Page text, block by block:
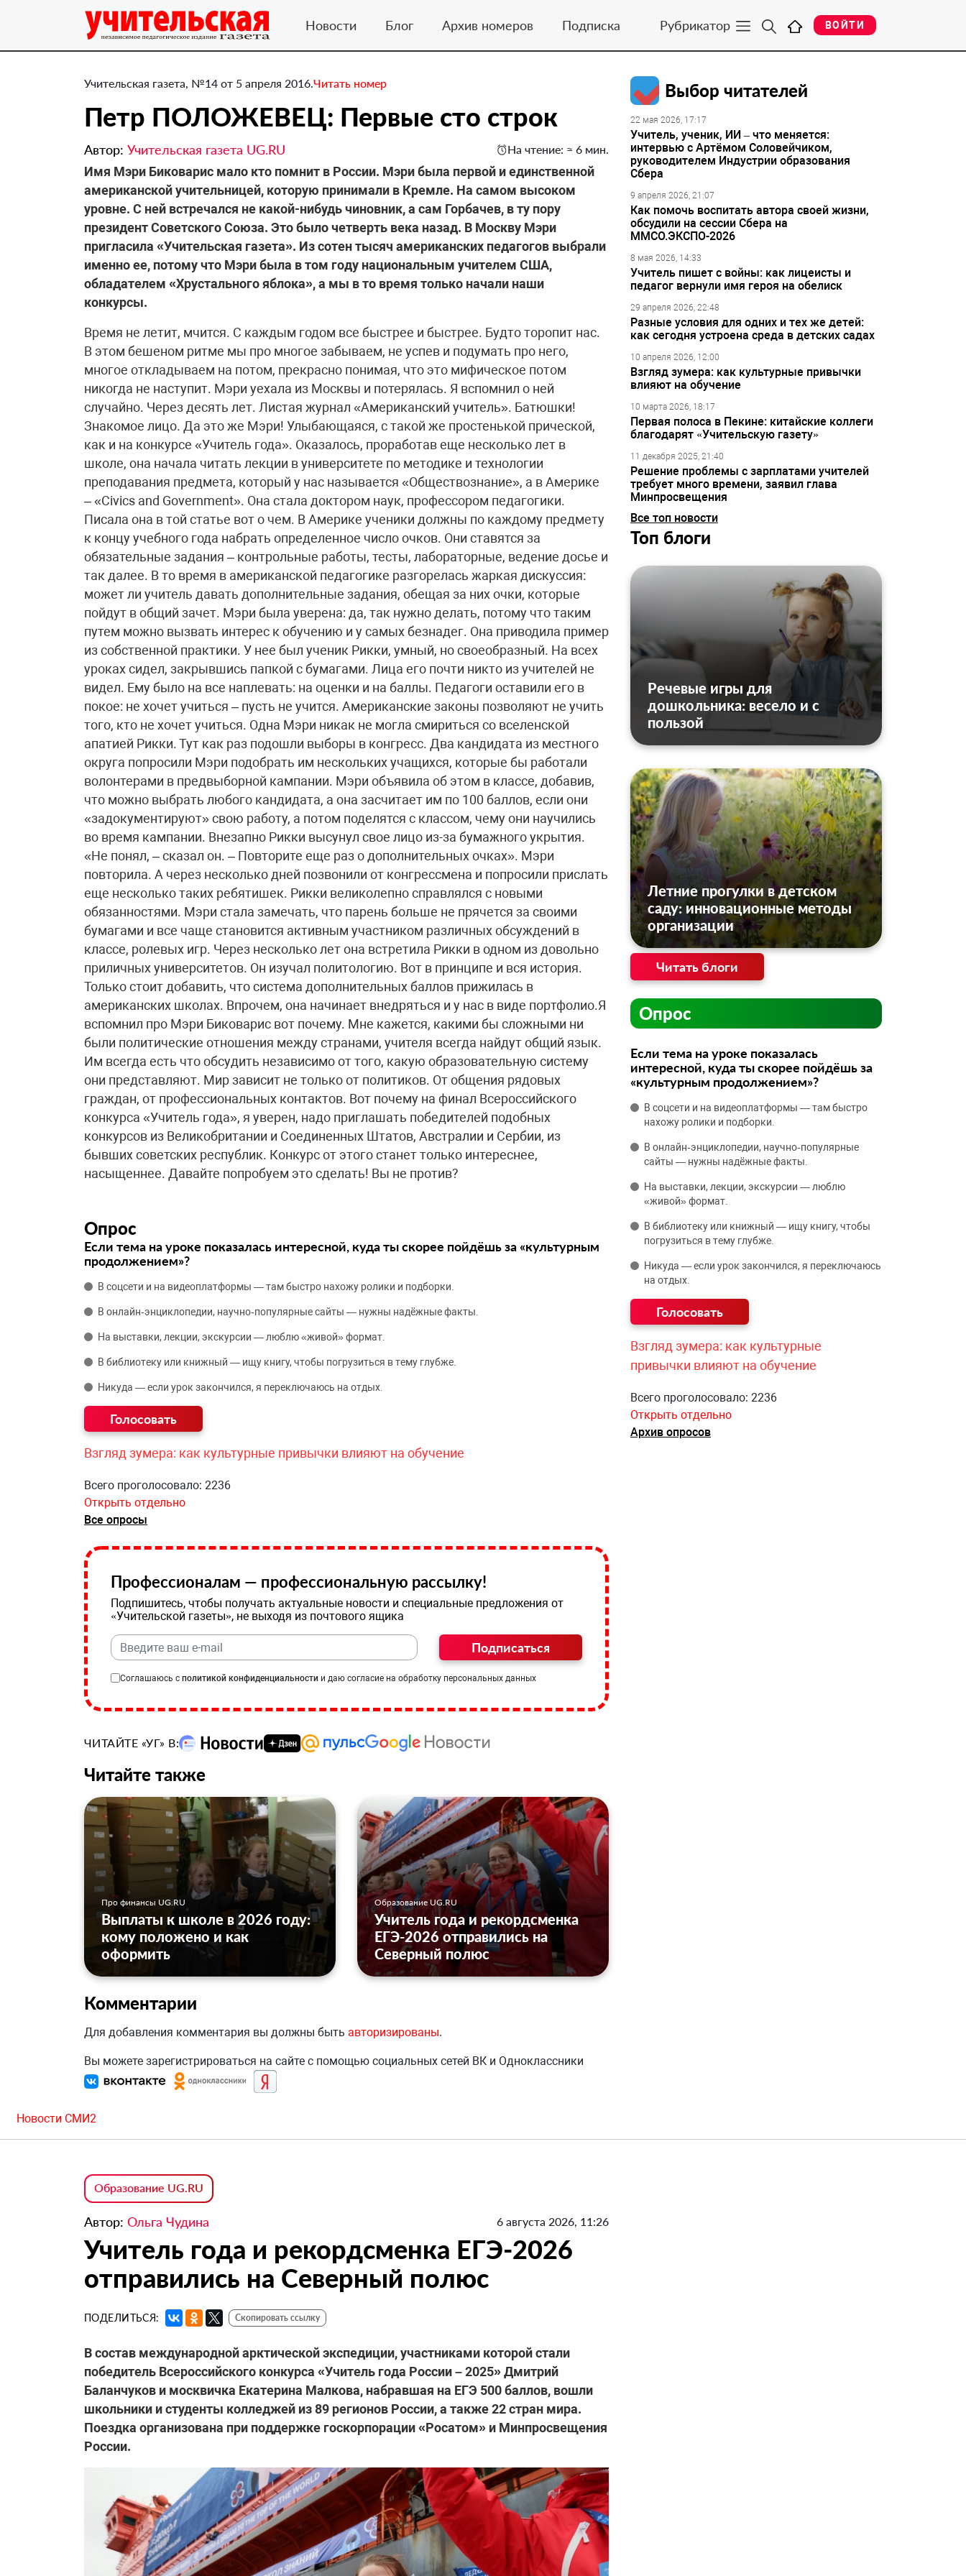
Новости Блог Архив номеров Подписка Рубрикатор ВОЙТИ
Учительская газета, №14 от 5 апреля 2016.Читать номер
Петр ПОЛОЖЕВЕЦ: Первые сто строк
Автор: Учительская газета UG.RU На чтение: ≈ 6 мин.
​Имя Мэри Биковарис мало кто помнит в России. Мэри была первой и единственной
американской учительницей, которую принимали в Кремле. На самом высоком
уровне. С ней встречался не какой-нибудь чиновник, а сам Горбачев, в ту пору
президент Советского Союза. Это было четверть века назад. В Москву Мэри
пригласила «Учительская газета». Из сотен тысяч американских педагогов выбрали
именно ее, потому что Мэри была в том году национальным учителем США,
обладателем «Хрустального яблока», а мы в то время только начали наши
конкурсы.
Время не летит, мчится. С каждым годом все быстрее и быстрее. Будто торопит нас.
В этом бешеном ритме мы про многое забываем, не успев и подумать про него,
многое откладываем на потом, прекрасно понимая, что это мифическое потом
никогда не наступит. Мэри уехала из Москвы и потерялась. Я вспомнил о ней
случайно. Через десять лет. Листая журнал «Американский учитель». Батюшки!
Знакомое лицо. Да это же Мэри! Улыбающаяся, с такой же простенькой прической,
как и на конкурсе «Учитель года». Оказалось, проработав еще несколько лет в
школе, она начала читать лекции в университете по методике и технологии
преподавания предмета, который у нас называется «Обществознание», а в Америке
– «Civics and Government». Она стала доктором наук, профессором педагогики.
Писала она в той статье вот о чем. В Америке ученики должны по каждому предмету
к концу учебного года набрать определенное число очков. Они ставятся за
обязательные задания – контрольные работы, тесты, лабораторные, ведение досье и
так далее. В то время в американской педагогике разгорелась жаркая дискуссия:
может ли учитель давать дополнительные задания, обещая за них очки, которые
пойдут в общий зачет. Мэри была уверена: да, так нужно делать, потому что таким
путем можно вызвать интерес к обучению и у самых безнадег. Она приводила пример
из собственной практики. У нее был ученик Рикки, умный, но своеобразный. На всех
уроках сидел, закрывшись папкой с бумагами. Лица его почти никто из учителей не
видел. Ему было на все наплевать: на оценки и на баллы. Педагоги оставили его в
покое: не хочет учиться – пусть не учится. Американские законы позволяют не учить
того, кто не хочет учиться. Одна Мэри никак не могла смириться со вселенской
апатией Рикки. Тут как раз подошли выборы в конгресс. Два кандидата из местного
округа попросили Мэри подобрать им нескольких учащихся, которые бы работали
волонтерами в предвыборной кампании. Мэри объявила об этом в классе, добавив,
что можно выбрать любого кандидата, а она засчитает им по 100 баллов, если они
«задокументируют» свою работу, а потом поделятся с классом, чему они научились
во время кампании. Внезапно Рикки высунул свое лицо из-за бумажного укрытия.
«Не понял, – сказал он. – Повторите еще раз о дополнительных очках». Мэри
повторила. А через несколько дней позвонили от конгрессмена и попросили прислать
еще несколько таких ребятишек. Рикки великолепно справлялся с новыми
обязанностями. Мэри стала замечать, что парень больше не прячется за своими
бумагами и все чаще становится активным участником различных обсуждений в
классе, ролевых игр. Через несколько лет она встретила Рикки в одном из довольно
приличных университетов. Он изучал политологию. Вот в принципе и вся история.
Только стоит добавить, что система дополнительных баллов прижилась в
американских школах. Впрочем, она начинает внедряться и у нас в виде портфолио.Я
вспомнил про Мэри Биковарис вот почему. Мне кажется, какими бы сложными ни
были политические отношения между странами, учителя всегда найдут общий язык.
Им всегда есть что обсудить независимо от того, какую образовательную систему
они представляют. Мир зависит не только от политиков. От общения рядовых
граждан, от профессиональных контактов. Вот почему на финал Всероссийского
конкурса «Учитель года», я уверен, надо приглашать победителей подобных
конкурсов из Великобритании и Соединенных Штатов, Австралии и Сербии, из
бывших советских республик. Конкурс от этого станет только интереснее,
насыщеннее. Давайте попробуем это сделать! Вы не против?
Опрос
Если тема на уроке показалась интересной, куда ты скорее пойдёшь за «культурным
продолжением»?
В соцсети и на видеоплатформы — там быстро нахожу ролики и подборки.
В онлайн‑энциклопедии, научно‑популярные сайты — нужны надёжные факты.
На выставки, лекции, экскурсии — люблю «живой» формат.
В библиотеку или книжный — ищу книгу, чтобы погрузиться в тему глубже.
Никуда — если урок закончился, я переключаюсь на отдых.
Взгляд зумера: как культурные привычки влияют на обучение
Всего проголосовало: 2236
Открыть отдельно
Все опросы
Профессионалам — профессиональную рассылку!
Подпишитесь, чтобы получать актуальные новости и специальные предложения от
«Учительской газеты», не выходя из почтового ящика
Подписаться
Соглашаюсь с политикой конфиденциальности и даю согласие на обработку персональных данных
ЧИТАЙТЕ «УГ» В:
Читайте также
Про финансы UG.RU
Выплаты к школе в 2026 году:
кому положено и как
оформить
Образование UG.RU
Учитель года и рекордсменка
ЕГЭ-2026 отправились на
Северный полюс
Комментарии
Для добавления комментария вы должны быть авторизированы.
Вы можете зарегистрироваться на сайте с помощью социальных сетей ВК и Одноклассники
Выбор читателей
22 мая 2026, 17:17
Учитель, ученик, ИИ – что меняется:
интервью с Артёмом Соловейчиком,
руководителем Индустрии образования
Сбера
9 апреля 2026, 21:07
Как помочь воспитать автора своей жизни,
обсудили на сессии Сбера на
ММСО.ЭКСПО-2026
8 мая 2026, 14:33
Учитель пишет с войны: как лицеисты и
педагог вернули имя героя на обелиск
29 апреля 2026, 22:48
Разные условия для одних и тех же детей:
как сегодня устроена среда в детских садах
10 апреля 2026, 12:00
Взгляд зумера: как культурные привычки
влияют на обучение
10 марта 2026, 18:17
Первая полоса в Пекине: китайские коллеги
благодарят «Учительскую газету»
11 декабря 2025, 21:40
Решение проблемы с зарплатами учителей
требует много времени, заявил глава
Минпросвещения
Все топ новости
Топ блоги
Речевые игры для
дошкольника: весело и с
пользой
Летние прогулки в детском
саду: инновационные методы
организации
Читать блоги
Опрос
Если тема на уроке показалась
интересной, куда ты скорее пойдёшь за
«культурным продолжением»?
В соцсети и на видеоплатформы — там быстро
нахожу ролики и подборки.
В онлайн‑энциклопедии, научно‑популярные
сайты — нужны надёжные факты.
На выставки, лекции, экскурсии — люблю
«живой» формат.
В библиотеку или книжный — ищу книгу, чтобы
погрузиться в тему глубже.
Никуда — если урок закончился, я переключаюсь
на отдых.
Взгляд зумера: как культурные
привычки влияют на обучение
Всего проголосовало: 2236
Открыть отдельно
Архив опросов
Новости СМИ2
Образование UG.RU
Автор: Ольга Чудина 6 августа 2026, 11:26
Учитель года и рекордсменка ЕГЭ-2026
отправились на Северный полюс
ПОДЕЛИТЬСЯ: Скопировать ссылку
В состав международной арктической экспедиции, участниками которой стали
победитель Всероссийского конкурса «Учитель года России – 2025» Дмитрий
Баланчуков и москвичка Екатерина Малкова, набравшая на ЕГЭ 500 баллов, вошли
школьники и студенты колледжей из 89 регионов России, а также 22 стран мира.
Поездка организована при поддержке госкорпорации «Росатом» и Минпросвещения
России.